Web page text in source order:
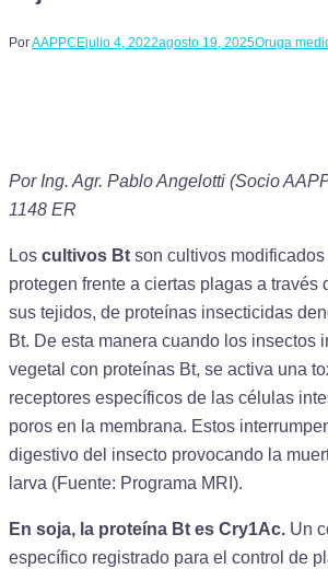
PorAAPPCEjulio 4, 2022agosto 19, 2025Oruga
Por Ing. Agr. Pablo Angelotti (Socio
1148 ER
Los cultivos Bt son cultivos
protegen frente a ciertas plagas a través
sus tejidos, de proteínas insecticidas
Bt. De esta manera cuando los insectos
vegetal con proteínas Bt, se activa una
receptores específicos de las células
poros en la membrana. Estos
digestivo del insecto provocando la
larva (Fuente: Programa MRI).
En soja, la proteína Bt es Cry1Ac. Un
específico registrado para el control de